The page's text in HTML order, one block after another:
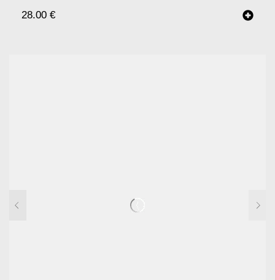
28.00 €